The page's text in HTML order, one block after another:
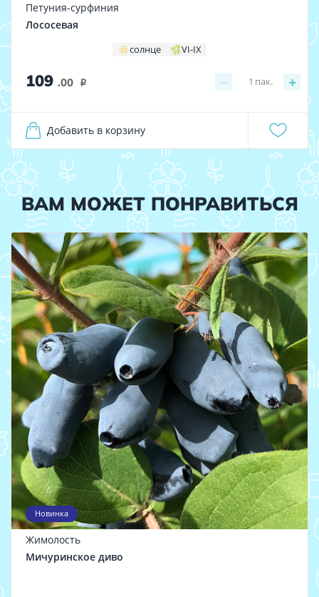
Петуния-сурфиния
Лососевая
солнце VI-IX
109 .00 i − +
1 пак.
Добавить в корзину
ВАМ МОЖЕТ ПОНРАВИТЬСЯ
Новинка
Жимолость
Мичуринское диво